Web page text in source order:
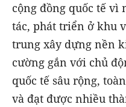
cộng đồng quốc tế vì
tác, phát triển ở khu
trung xây dựng nền
cường gắn với chủ
quốc tế sâu rộng,
và đạt được nhiều